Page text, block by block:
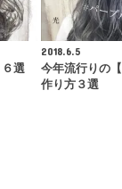
選
2018.6.5
今年流行りの
作り方３選